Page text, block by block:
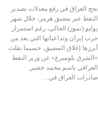
نجح العراق في رفع معدلات تصدير
النفط عبر مضيق هرمز، خلال شهر
يوليو (تموز) الحالي، رغم استمرار
حرب إيران وتداعياتها التي يعد من
أبرزها إغلاق المضيق، حسبما نقلت
«الشرق بلومبرغ» عن وزير النفط
العراقي باسم محمد خضير.
صادرات العراق في…